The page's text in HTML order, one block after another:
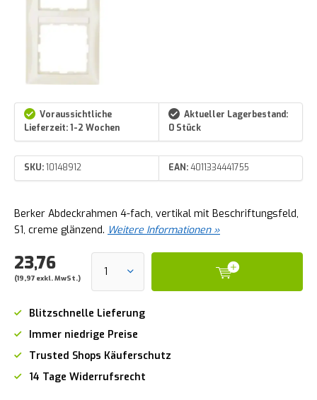
Voraussichtliche
Lieferzeit: 1-2 Wochen
Aktueller Lagerbestand:
0 Stück
SKU:10148912 EAN:4011334441755
Berker Abdeckrahmen 4-fach, vertikal mit Beschriftungsfeld,
S1, creme glänzend. Weitere Informationen »
23,76
(19,97 exkl. MwSt.)
Blitzschnelle Lieferung
Immer niedrige Preise
Trusted Shops Käuferschutz
14 Tage Widerrufsrecht